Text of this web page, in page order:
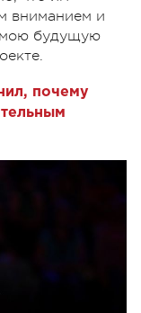
вниманием и
мою будущую
почему